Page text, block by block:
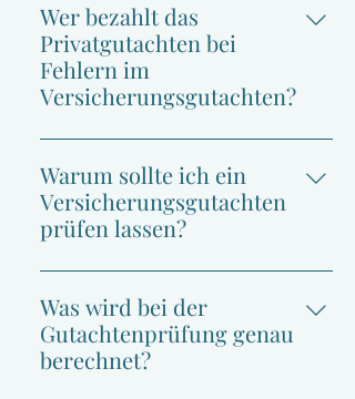
Versicherungsgutachtens ist für Sie
völlig kostenlos.
Wer bezahlt das
Privatgutachten bei
Fehlern im
Versicherungsgutachten?
Wenn wir Fehler im Gutachten der
Versicherung feststellen, muss die
Versicherung die Kosten für unser
Privatgutachten übernehmen.
Warum sollte ich ein
Versicherungsgutachten
prüfen lassen?
Versicherungsgutachten sind häufig
zu niedrig angesetzt. Durch unsere
Prüfung können höhere
Reparaturkosten, ein höherer
Was wird bei der
Gutachtenprüfung genau
berechnet?